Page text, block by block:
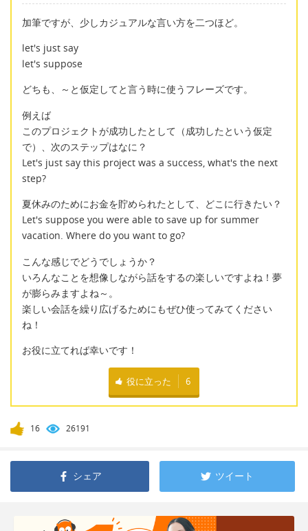
加筆ですが、少しカジュアルな言い方を二つほど。
let's just say
let's suppose
どちも、～と仮定してと言う時に使うフレーズです。
例えば
このプロジェクトが成功したとして（成功したという仮定
で）、次のステップはなに？
Let's just say this project was a success, what's the next
step?
夏休みのためにお金を貯められたとして、どこに行きたい？
Let's suppose you were able to save up for summer
vacation. Where do you want to go?
こんな感じでどうでしょうか？
いろんなことを想像しながら話をするの楽しいですよね！夢
が膨らみますよね～。
楽しい会話を繰り広げるためにもぜひ使ってみてください
ね！
お役に立てれば幸いです！
役に立った 6
16 26191
シェア ツイート